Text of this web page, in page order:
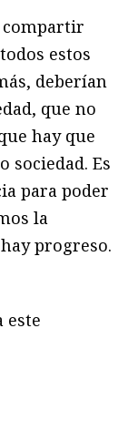
compartir
estos
deberían
que no
hay que
sociedad. Es
para poder
la
progreso.
este